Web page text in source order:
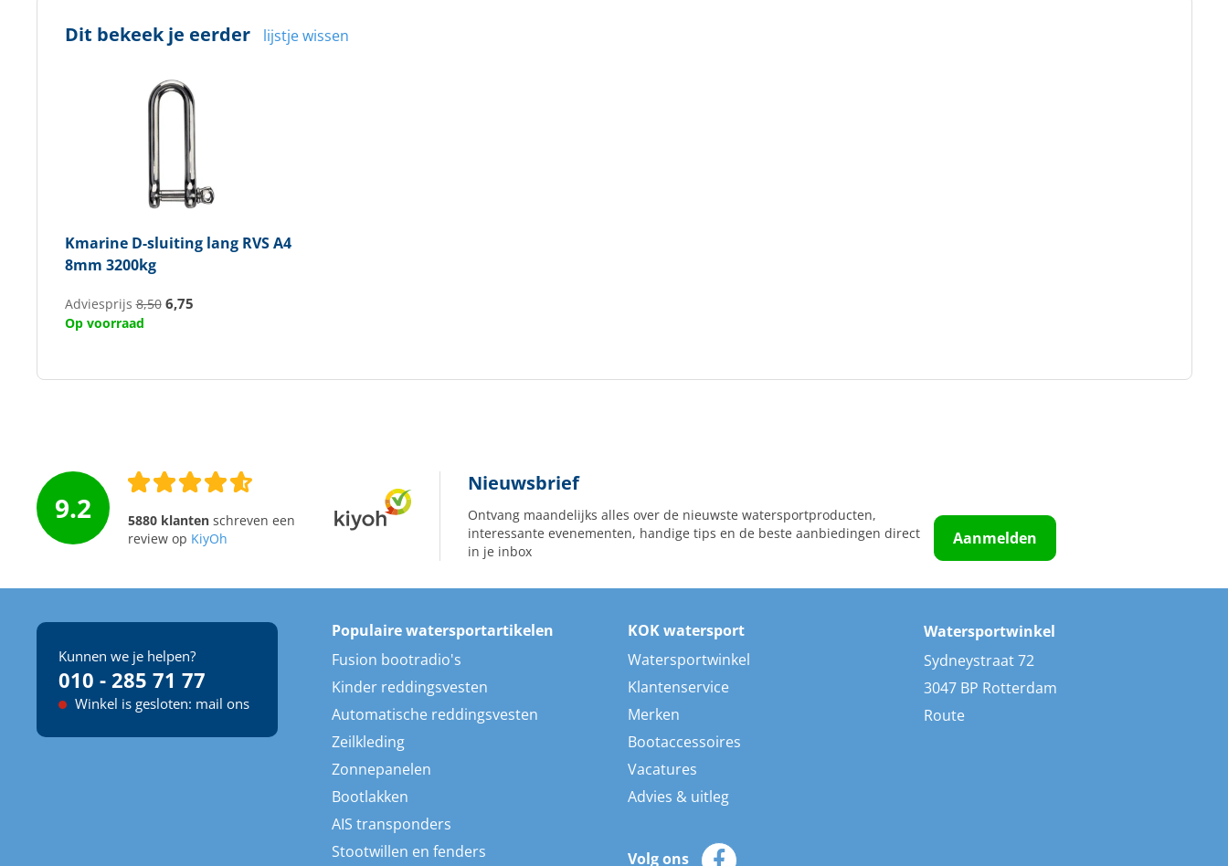
Dit bekeek je eerder lijstje wissen
KmarineD-sluiting lang RVS A4
8mm 3200kg
Adviesprijs8,50 6,75
Op voorraad
9.2 5880 klantenschreven een
review op KiyOh
Nieuwsbrief
Ontvang maandelijks alles over de nieuwste watersportproducten,
interessante evenementen, handige tips en de beste aanbiedingen direct
in je inbox
Aanmelden
Kunnen we je helpen?
010 - 285 71 77
Winkel is gesloten: mail ons
Populaire watersportartikelen
Fusion bootradio's
Kinder reddingsvesten
Automatische reddingsvesten
Zeilkleding
Zonnepanelen
Bootlakken
AIS transponders
Stootwillen en fenders
KOK watersport
Watersportwinkel
Klantenservice
Merken
Bootaccessoires
Vacatures
Advies & uitleg
Volg ons
Watersportwinkel
Sydneystraat 72
3047 BP Rotterdam
Route